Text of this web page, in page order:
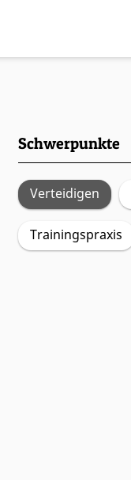
Schwerpunkte
Verteidigen
Trainingspraxis